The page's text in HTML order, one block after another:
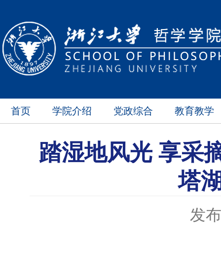
首页 学院介绍 党政综合 教育教学
踏湿地风光 享采
塔
发